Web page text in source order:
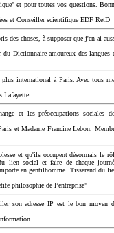
et pour toutes vos questions.
et Conseiller scientifique EDF RetD
des choses, à supposer que j'en ai
du Dictionnaire amoureux des langues
international à Paris. Avec tous
Lafayette
et les préoccupations sociales
et Madame Francine Lebon,
et qu'ils occupent désormais le
lien social et faire de chaque
en gentilhomme. Tisserand du
philosophie de l’entreprise"
son adresse IP est le bon moyen